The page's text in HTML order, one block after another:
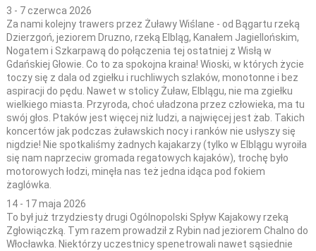
3 - 7 czerwca 2026
Za nami kolejny trawers przez Żuławy Wiślane - od Bągartu rzeką
Dzierzgoń, jeziorem Druzno, rzeką Elbląg, Kanałem Jagiellońskim,
Nogatem i Szkarpawą do połączenia tej ostatniej z Wisłą w
Gdańskiej Głowie. Co to za spokojna kraina! Wioski, w których życie
toczy się z dala od zgiełku i ruchliwych szlaków, monotonne i bez
aspiracji do pędu. Nawet w stolicy Żuław, Elblągu, nie ma zgiełku
wielkiego miasta. Przyroda, choć uładzona przez człowieka, ma tu
swój głos. Ptaków jest więcej niż ludzi, a najwięcej jest żab. Takich
koncertów jak podczas żuławskich nocy i ranków nie usłyszy się
nigdzie! Nie spotkaliśmy żadnych kajakarzy (tylko w Elblągu wyroiła
się nam naprzeciw gromada regatowych kajaków), trochę było
motorowych łodzi, minęła nas też jedna idąca pod fokiem
żaglówka.
14 - 17 maja 2026
To był już trzydziesty drugi Ogólnopolski Spływ Kajakowy rzeką
Zgłowiączką. Tym razem prowadził z Rybin nad jeziorem Chalno do
Włocławka. Niektórzy uczestnicy spenetrowali nawet sąsiednie